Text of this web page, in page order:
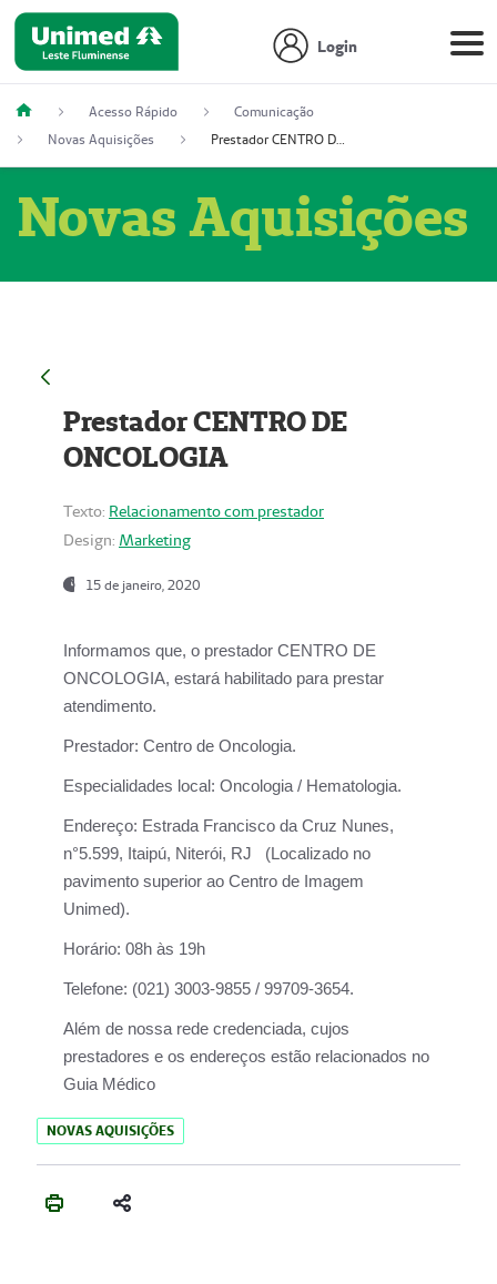
Login
Acesso Rápido
Comunicação
Novas Aquisições
Prestador CENTRO DE ONCOLOGIA
Novas Aquisições
Prestador CENTRO DE
ONCOLOGIA
Texto: Relacionamento com prestador
Design: Marketing
15 de janeiro, 2020
Informamos que, o prestador CENTRO DE
ONCOLOGIA, estará habilitado para prestar
atendimento.
Prestador: Centro de Oncologia.
Especialidades local: Oncologia / Hematologia.
Endereço: Estrada Francisco da Cruz Nunes,
n°5.599, Itaipú, Niterói, RJ (Localizado no
pavimento superior ao Centro de Imagem
Unimed).
Horário: 08h às 19h
Telefone: (021) 3003-9855 / 99709-3654.
Além de nossa rede credenciada, cujos
prestadores e os endereços estão relacionados no
Guia Médico
NOVAS AQUISIÇÕES